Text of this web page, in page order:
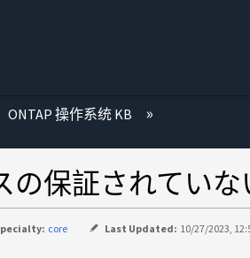
ONTAP 操作系统 KB
の保証されてい
core Last Updated: 10/27/2023,